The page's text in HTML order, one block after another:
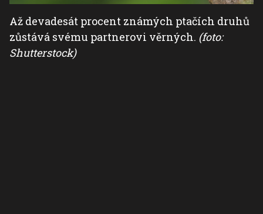
Až devadesát procent známých ptačích druhů
zůstává svému partnerovi věrných. (foto:
Shutterstock)